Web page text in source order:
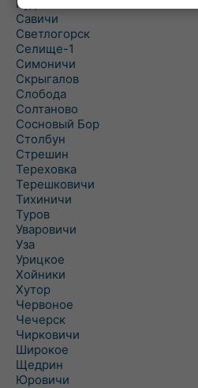
Рудня
Савичи
Светлогорск
Селище-1
Симоничи
Скрыгалов
Слобода
Солтаново
Сосновый Бор
Столбун
Стрешин
Тереховка
Терешковичи
Тихиничи
Туров
Уваровичи
Уза
Урицкое
Хойники
Хутор
Червоное
Чечерск
Чирковичи
Широкое
Щедрин
Юровичи